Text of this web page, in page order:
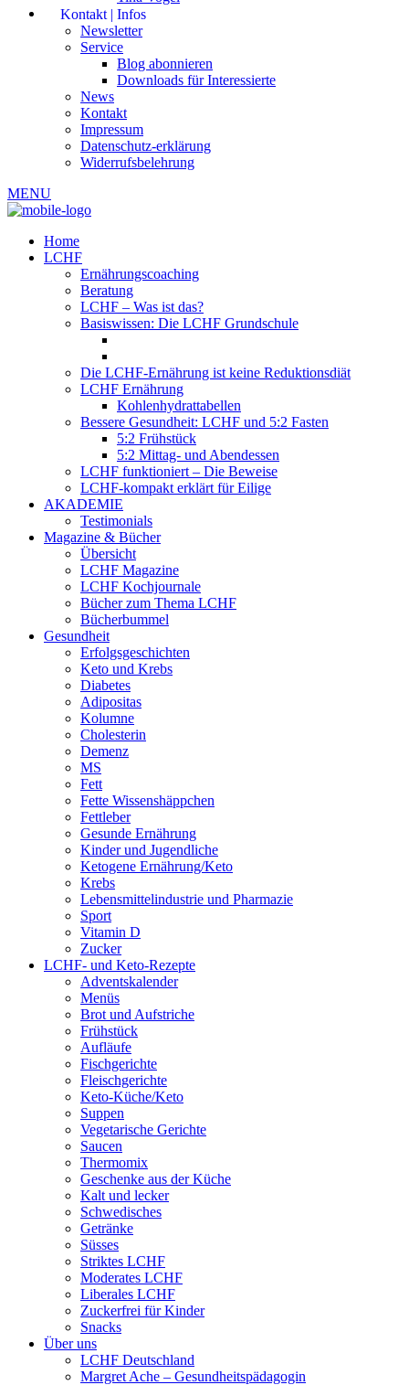
Kontakt | Infos
Newsletter
Service
Blog abonnieren
Downloads für Interessierte
News
Kontakt
Impressum
Datenschutz-erklärung
Widerrufsbelehrung
MENU
Home
LCHF
Ernährungscoaching
Beratung
LCHF – Was ist das?
Basiswissen: Die LCHF Grundschule
Die LCHF-Ernährung ist keine Reduktionsdiät
LCHF Ernährung
Kohlenhydrattabellen
Bessere Gesundheit: LCHF und 5:2 Fasten
5:2 Frühstück
5:2 Mittag- und Abendessen
LCHF funktioniert – Die Beweise
LCHF-kompakt erklärt für Eilige
AKADEMIE
Testimonials
Magazine & Bücher
Übersicht
LCHF Magazine
LCHF Kochjournale
Bücher zum Thema LCHF
Bücherbummel
Gesundheit
Erfolgsgeschichten
Keto und Krebs
Diabetes
Adipositas
Kolumne
Cholesterin
Demenz
MS
Fett
Fette Wissenshäppchen
Fettleber
Gesunde Ernährung
Kinder und Jugendliche
Ketogene Ernährung/Keto
Krebs
Lebensmittelindustrie und Pharmazie
Sport
Vitamin D
Zucker
LCHF- und Keto-Rezepte
Adventskalender
Menüs
Brot und Aufstriche
Frühstück
Aufläufe
Fischgerichte
Fleischgerichte
Keto-Küche/Keto
Suppen
Vegetarische Gerichte
Saucen
Thermomix
Geschenke aus der Küche
Kalt und lecker
Schwedisches
Getränke
Süsses
Striktes LCHF
Moderates LCHF
Liberales LCHF
Zuckerfrei für Kinder
Snacks
Über uns
LCHF Deutschland
Margret Ache – Gesundheitspädagogin